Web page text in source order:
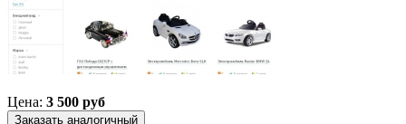
Цена: 3 500 руб